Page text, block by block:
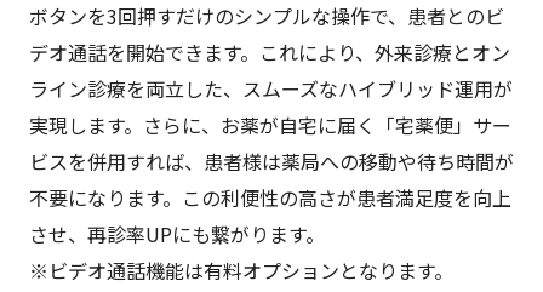
ボタンを3回押すだけのシンプルな操作で、患者とのビ
デオ通話を開始できます。これにより、外来診療とオン
ライン診療を両立した、スムーズなハイブリッド運用が
実現します。さらに、お薬が自宅に届く「宅薬便」サー
ビスを併用すれば、患者様は薬局への移動や待ち時間が
不要になります。この利便性の高さが患者満足度を向上
させ、再診率UPにも繋がります。
※ビデオ通話機能は有料オプションとなります。